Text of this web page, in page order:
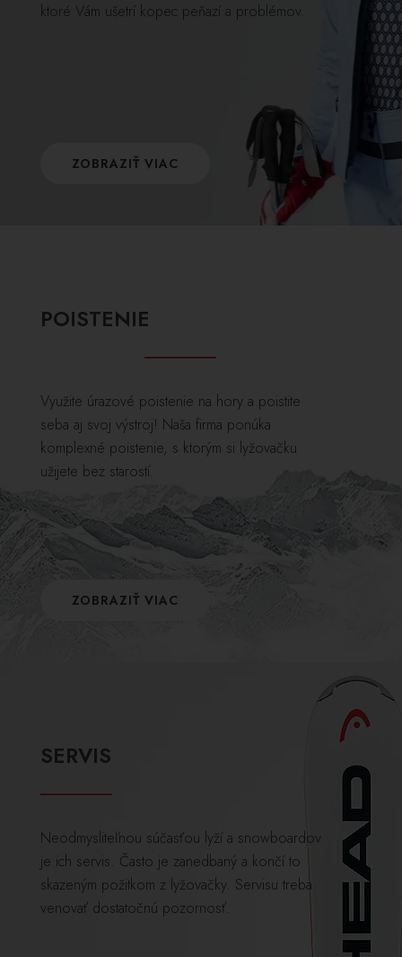
ktoré Vám ušetrí kopec peňazí a problémov.
ZOBRAZIŤ VIAC
POISTENIE
Využite úrazové poistenie na hory a poistite
seba aj svoj výstroj! Naša firma ponúka
komplexné poistenie, s ktorým si lyžovačku
užijete bez starostí.
ZOBRAZIŤ VIAC
SERVIS
Neodmysliteľnou súčasťou lyží a snowboardov
je ich servis. Často je zanedbaný a končí to
skazeným požitkom z lyžovačky. Servisu treba
venovať dostatočnú pozornosť.